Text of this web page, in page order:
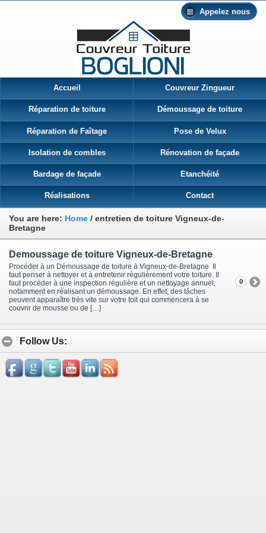
Appelez nous
Accueil Couvreur Zingueur
Réparation de toiture Démoussage de toiture
Réparation de Faîtage Pose de Velux
Isolation de combles Rénovation de façade
Bardage de façade Etanchéité
Réalisations Contact
You are here: Home / entretien de toiture Vigneux-de-
Bretagne
Demoussage de toiture Vigneux-de-Bretagne
Procéder à un Démoussage de toiture à Vigneux-de-Bretagne Il
faut penser à nettoyer et à entretenir régulièrement votre toiture. Il
faut procéder à une inspection régulière et un nettoyage annuel,
notamment en réalisant un démoussage. En effet, des tâches
peuvent apparaître très vite sur votre toit qui commencera à se
couvrir de mousse ou de […]
0
Follow Us: